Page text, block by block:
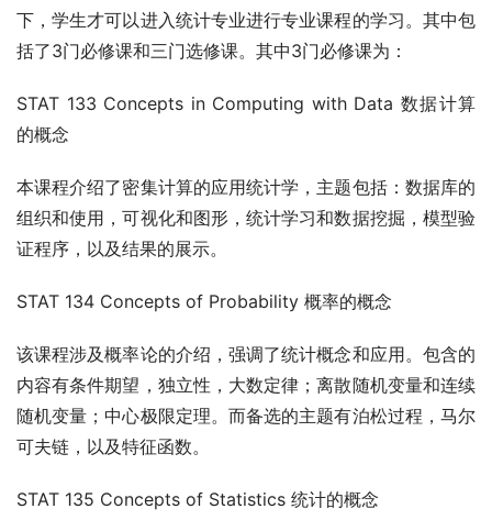
下，学生才可以进入统计专业进行专业课程的学习。其中包
括了3门必修课和三门选修课。其中3门必修课为：
STAT 133 Concepts in Computing with Data 数据计算
的概念
本课程介绍了密集计算的应用统计学，主题包括：数据库的
组织和使用，可视化和图形，统计学习和数据挖掘，模型验
证程序，以及结果的展示。
STAT 134 Concepts of Probability 概率的概念
该课程涉及概率论的介绍，强调了统计概念和应用。包含的
内容有条件期望，独立性，大数定律；离散随机变量和连续
随机变量；中心极限定理。而备选的主题有泊松过程，马尔
可夫链，以及特征函数。
STAT 135 Concepts of Statistics 统计的概念